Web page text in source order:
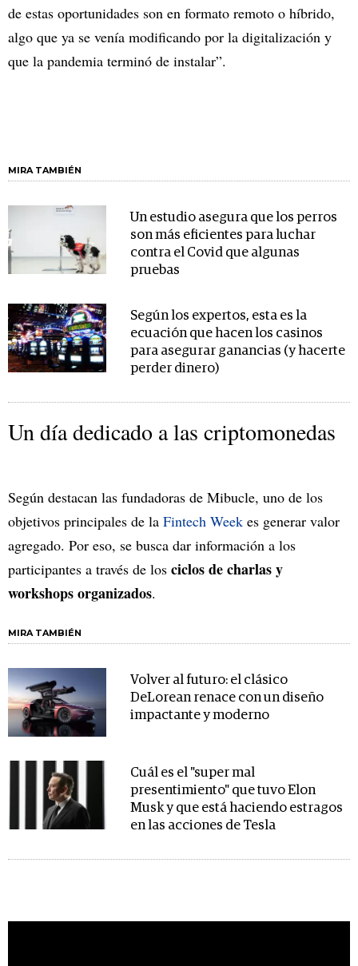
de estas oportunidades son en formato remoto o híbrido,
algo que ya se venía modificando por la digitalización y
que la pandemia terminó de instalar”.
MIRA TAMBIÉN
Un estudio asegura que los perros
son más eficientes para luchar
contra el Covid que algunas
pruebas
Según los expertos, esta es la
ecuación que hacen los casinos
para asegurar ganancias (y hacerte
perder dinero)
Un día dedicado a las criptomonedas
Según destacan las fundadoras de Mibucle, uno de los
objetivos principales de la Fintech Week es generar valor
agregado. Por eso, se busca dar información a los
participantes a través de los ciclos de charlas y
workshops organizados.
MIRA TAMBIÉN
Volver al futuro: el clásico
DeLorean renace con un diseño
impactante y moderno
Cuál es el "super mal
presentimiento" que tuvo Elon
Musk y que está haciendo estragos
en las acciones de Tesla